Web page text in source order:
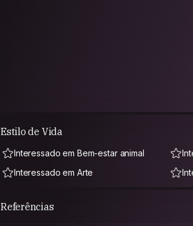
Estilo de Vida
Interessado em Bem-estar animal
Interessado em Arte
Referências